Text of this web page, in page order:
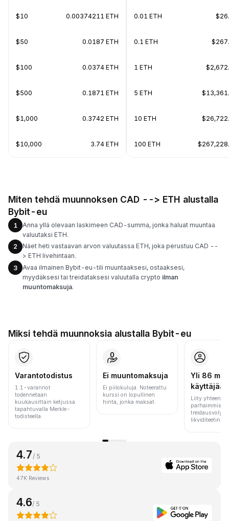
$10 0.00374211 ETH
$50 0.0187 ETH
$100 0.0374 ETH
$500 0.1871 ETH
$1,000 0.3742 ETH
$10,000 3.74 ETH
0.01 ETH
0.1 ETH
1 ETH
5 ETH
10 ETH
100 ETH
Miten tehdä muunnoksen CAD --> ETH alustalla
Bybit-eu
1
Anna yllä olevaan laskimeen CAD-summa, jonka haluat muuntaa
valuutaksi ETH.
2
Näet heti vastaavan arvon valuutassa ETH, joka perustuu CAD --
> ETH livehintaan.
3
Avaa ilmainen Bybit-eu-tili muuntaaksesi, ostaaksesi,
myydäksesi tai treidataksesi valuutalla crypto ilman
muuntomaksuja.
Miksi tehdä muunnoksia alustalla Bybit-eu
Varantotodistus
1:1-varannot
todennetaan
kuukausittain ketjussa
tapahtuvalla Merkle-
todisteella.
Ei muuntomaksuja
Ei piilokuluja. Noteerattu
kurssi on lopullinen
hinta, jonka maksat.
Yli 86 milj.
käyttäjää
Liity yhteen
parhaimmista
likviditeetin
4.7 / 5
47K Reviews
4.6/ 5